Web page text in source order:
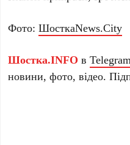
Фото:ШосткаNews.City
Шостка.INFO в
новини, фото, відео.